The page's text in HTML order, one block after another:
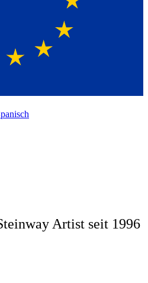
Artist seit 1996